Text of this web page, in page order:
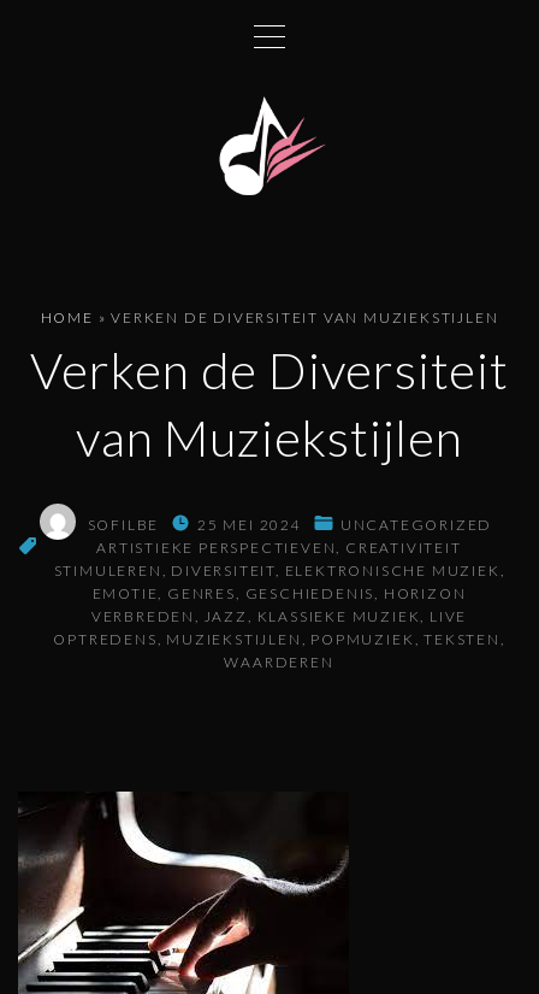
HOME »VERKEN DE DIVERSITEIT VAN MUZIEKSTIJLEN
Verken de Diversiteit
van Muziekstijlen
SOFILBE 25 MEI 2024
UNCATEGORIZED
ARTISTIEKE PERSPECTIEVEN
CREATIVITEIT
STIMULEREN
DIVERSITEIT
ELEKTRONISCHE MUZIEK
EMOTIE
GENRES GESCHIEDENIS
HORIZON
VERBREDEN
JAZZ KLASSIEKE MUZIEK
LIVE
OPTREDENS
MUZIEKSTIJLEN POPMUZIEK
TEKSTEN
WAARDEREN